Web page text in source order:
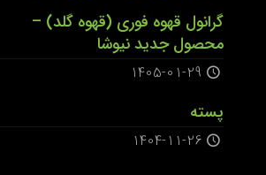
گرانول قهوه فوری (قهوه گلد) –
محصول جدید نیوشا
1405-01-29
پسته
1404-11-26